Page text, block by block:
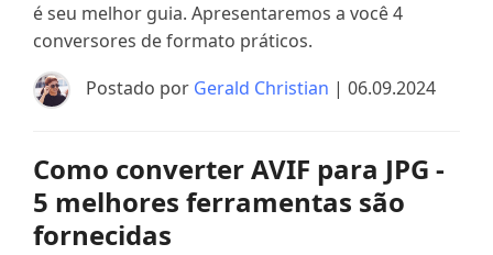
é seu melhor guia. Apresentaremos a você 4
conversores de formato práticos.
Postado por Gerald Christian | 06.09.2024
Como converter AVIF para JPG -
5 melhores ferramentas são
fornecidas